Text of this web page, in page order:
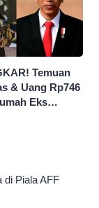
Temuan
& Uang Rp746
Eks
di Piala AFF